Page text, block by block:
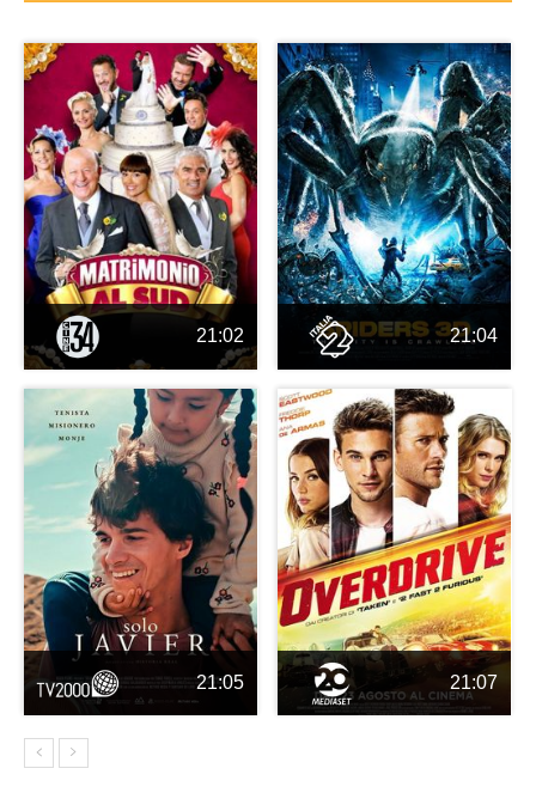
21:02 21:04
21:05 21:07